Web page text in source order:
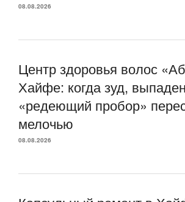
08.08.2026
Центр здоровья волос
Хайфе: когда зуд,
«редеющий пробор»
мелочью
08.08.2026